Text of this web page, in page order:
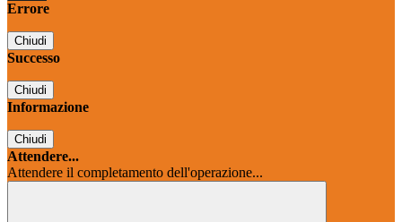
Errore
Chiudi
Successo
Chiudi
Informazione
Chiudi
Attendere...
Attendere il completamento dell'operazione...